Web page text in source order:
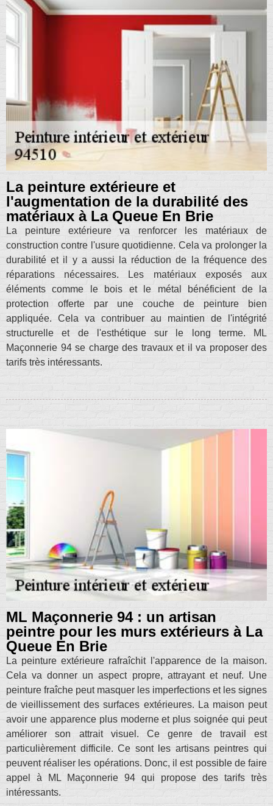
La peinture extérieure et
l'augmentation de la durabilité des
matériaux à La Queue En Brie
La peinture extérieure va renforcer les matériaux de
construction contre l'usure quotidienne. Cela va prolonger la
durabilité et il y a aussi la réduction de la fréquence des
réparations nécessaires. Les matériaux exposés aux
éléments comme le bois et le métal bénéficient de la
protection offerte par une couche de peinture bien
appliquée. Cela va contribuer au maintien de l'intégrité
structurelle et de l'esthétique sur le long terme. ML
Maçonnerie 94 se charge des travaux et il va proposer des
tarifs très intéressants.
ML Maçonnerie 94 : un artisan
peintre pour les murs extérieurs à La
Queue En Brie
La peinture extérieure rafraîchit l'apparence de la maison.
Cela va donner un aspect propre, attrayant et neuf. Une
peinture fraîche peut masquer les imperfections et les signes
de vieillissement des surfaces extérieures. La maison peut
avoir une apparence plus moderne et plus soignée qui peut
améliorer son attrait visuel. Ce genre de travail est
particulièrement difficile. Ce sont les artisans peintres qui
peuvent réaliser les opérations. Donc, il est possible de faire
appel à ML Maçonnerie 94 qui propose des tarifs très
intéressants.